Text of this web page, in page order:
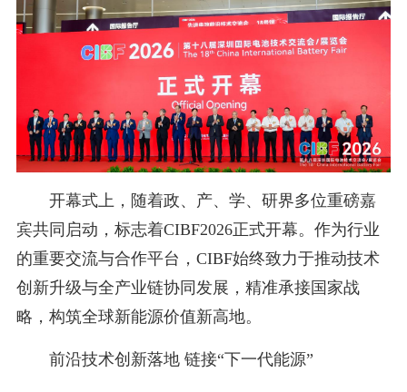
开幕式上，随着政、产、学、研界多位重磅嘉
宾共同启动，标志着CIBF2026正式开幕。作为行业
的重要交流与合作平台，CIBF始终致力于推动技术
创新升级与全产业链协同发展，精准承接国家战
略，构筑全球新能源价值新高地。
前沿技术创新落地 链接“下一代能源”